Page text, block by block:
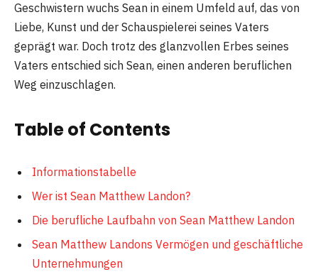
Geschwistern wuchs Sean in einem Umfeld auf, das von
Liebe, Kunst und der Schauspielerei seines Vaters
geprägt war. Doch trotz des glanzvollen Erbes seines
Vaters entschied sich Sean, einen anderen beruflichen
Weg einzuschlagen.
Table of Contents
Informationstabelle
Wer ist Sean Matthew Landon?
Die berufliche Laufbahn von Sean Matthew Landon
Sean Matthew Landons Vermögen und geschäftliche
Unternehmungen